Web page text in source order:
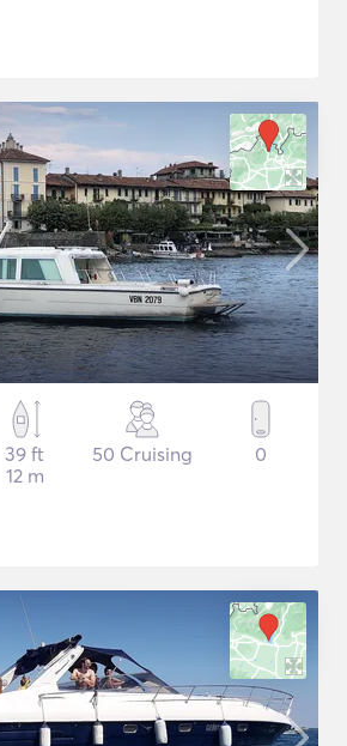
39 ft
12 m
50 Cruising 0